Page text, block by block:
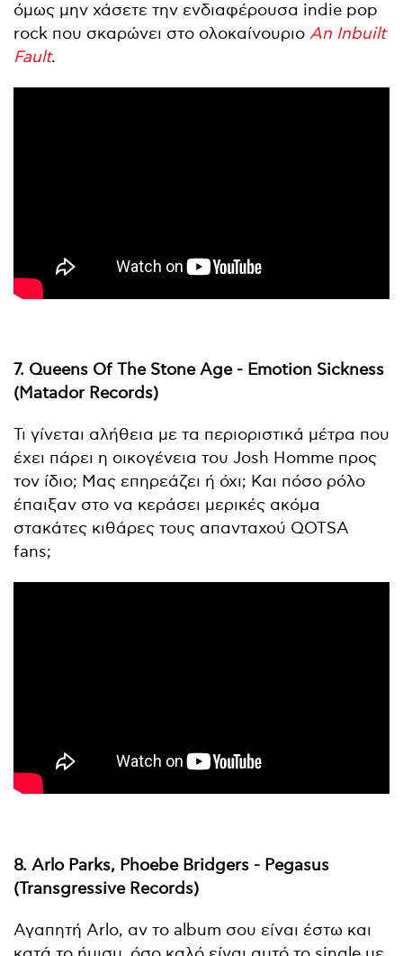
όμως μην χάσετε την ενδιαφέρουσα indie pop
rock που σκαρώνει στο ολοκαίνουριο An Inbuilt
Fault.
7. Queens Of The Stone Age - Emotion Sickness
(Matador Records)
Τι γίνεται αλήθεια με τα περιοριστικά μέτρα που
έχει πάρει η οικογένεια του Josh Homme προς
τον ίδιο; Μας επηρεάζει ή όχι; Και πόσο ρόλο
έπαιξαν στο να κεράσει μερικές ακόμα
στακάτες κιθάρες τους απανταχού QOTSA
fans;
8. Arlo Parks, Phoebe Bridgers - Pegasus
(Transgressive Records)
Αγαπητή Arlo, αν το album σου είναι έστω και